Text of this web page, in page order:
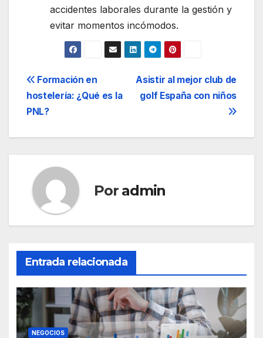
accidentes laborales durante la gestión y
evitar momentos incómodos.
Navegación
de
entradas
Asistir al mejor club de
golf España con niños
Formación en
hostelería: ¿Qué es la
PNL?
Por admin
Entrada relacionada
NEGOCIOS